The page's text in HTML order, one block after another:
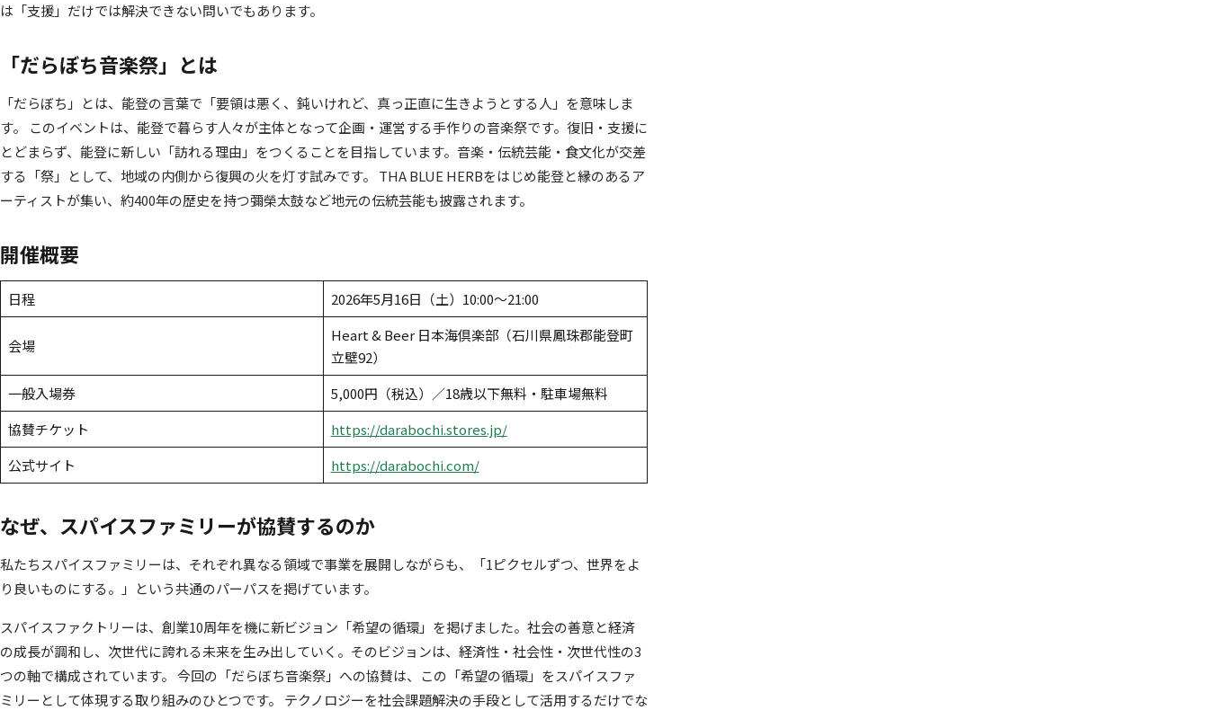
は「支援」だけでは解決できない問いでもあります。
「だらぼち音楽祭」とは
「だらぼち」とは、能登の言葉で「要領は悪く、鈍いけれど、真っ正直に生きようとする人」を意味しま
す。 このイベントは、能登で暮らす人々が主体となって企画・運営する手作りの音楽祭です。復旧・支援に
とどまらず、能登に新しい「訪れる理由」をつくることを目指しています。音楽・伝統芸能・食文化が交差
する「祭」として、地域の内側から復興の火を灯す試みです。 THA BLUE HERBをはじめ能登と縁のあるア
ーティストが集い、約400年の歴史を持つ彌榮太鼓など地元の伝統芸能も披露されます。
開催概要
日程 2026年5月16日（土）10:00〜21:00
会場
Heart & Beer 日本海倶楽部（石川県鳳珠郡能登町
立壁92）
一般入場券
5,000円（税込）／18歳以下無料・駐車場無料
協賛チケット
https://darabochi.stores.jp/
公式サイト
https://darabochi.com/
なぜ、スパイスファミリーが協賛するのか
私たちスパイスファミリーは、それぞれ異なる領域で事業を展開しながらも、「1ピクセルずつ、世界をよ
り良いものにする。」という共通のパーパスを掲げています。
スパイスファクトリーは、創業10周年を機に新ビジョン「希望の循環」を掲げました。社会の善意と経済
の成長が調和し、次世代に誇れる未来を生み出していく。そのビジョンは、経済性・社会性・次世代性の3
つの軸で構成されています。 今回の「だらぼち音楽祭」への協賛は、この「希望の循環」をスパイスファ
ミリーとして体現する取り組みのひとつです。 テクノロジーを社会課題解決の手段として活用するだけでな